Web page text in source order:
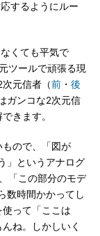
するようにルー
くても平気で
ツールで頑張る現
元信者（前 ・ 後
ガンコな2次元信
きます。
ので、「図が
」というアナログ
「この部分のモデ
数時間かかってし
って「ここは
ね。しかしいく